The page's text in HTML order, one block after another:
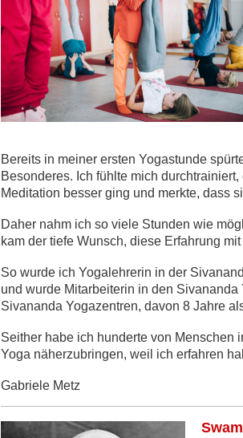
Bereits in meiner ersten Yogastunde
Besonderes. Ich fühlte mich
Meditation besser ging und merkte, dass
Daher nahm ich so viele Stunden wie
kam der tiefe Wunsch, diese Erfahrung
So wurde ich Yogalehrerin in der
und wurde Mitarbeiterin in den
Sivananda Yogazentren, davon 8 Jahre
Seither habe ich hunderte von Menschen
Yoga näherzubringen, weil ich erfahren
Gabriele Metz